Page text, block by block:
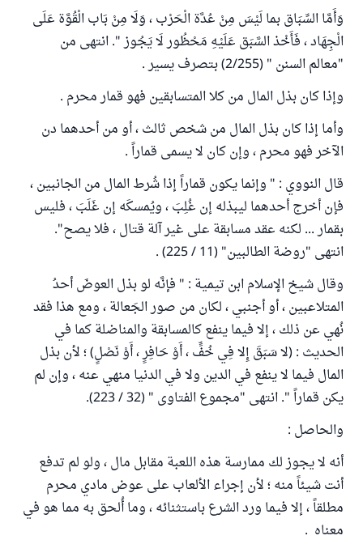
وَأَمَّا السِّبَاق بما لَيْسَ مِنْ عُدَّة الْحَرْب ، وَلَا مِنْ بَاب الْقُوَّة عَلَى
الْجِهَاد ، فَأَخْذ السَّبَق عَلَيْهِ مَحْظُور لَا يَجُوز ". انتهى من
"معالم السنن " (2/255) بتصرف يسير .
وإذا كان بذل المال من كلا المتسابقين فهو قمار محرم .
وأما إذا كان بذل المال من شخص ثالث ، أو من أحدهما دن
الآخر فهو محرم ، وإن كان لا يسمى قماراً .
قال النووي : " وإنما يكون قماراً إذا شُرط المال من الجانبين ،
فإن أخرج أحدهما ليبذله إن غُلِبَ ، ويُمسكَه إن غَلَبَ ، فليس
بقمار ... لكنه عقد مسابقة على غير آلة قتال ، فلا يصح".
انتهى "روضة الطالبين" (11 / 225) .
وقال شيخ الإسلام ابن تيمية : " فإنَّه لو بذل العوضَ أحدُ
المتلاعبين ، أو أجنبي ، لكان من صور الجَعالة ، ومع هذا فقد
نُهي عن ذلك ، إلا فيما ينفع كالمسابقة والمناضلة كما في
الحديث : (لا سَبَقَ إِلا فِي خُفٍّ ، أَوْ حَافِرٍ ، أَوْ نَصْلٍ) ؛ لأن بذل
المال فيما لا ينفع في الدين ولا في الدنيا منهي عنه ، وإن لم
يكن قماراً ". انتهى "مجموع الفتاوى " (32 / 223).
والحاصل :
أنه لا يجوز لك ممارسة هذه اللعبة مقابل مال ، ولو لم تدفع
أنت شيئاً منه ؛ لأن إجراء الألعاب على عوض مادي محرم
مطلقاً ، إلا فيما ورد الشرع باستثنائه ، وما أُلحق به مما هو في
معناه .